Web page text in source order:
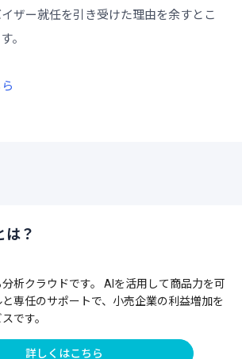
ザー就任を引き受けた理由を余すとこ
。
は？
析クラウドです。 AIを活用して商品力を可
専任のサポートで、小売企業の利益増加を
です。
詳しくはこちら